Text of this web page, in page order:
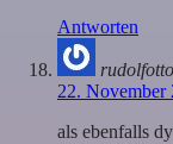
Antworten
22. November
als ebenfalls